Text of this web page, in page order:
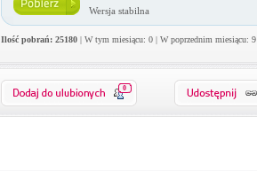
Wersja stabilna
Ilość pobrań: 25180| W tym miesiącu: 0 | W poprzednim miesiącu: 9
0